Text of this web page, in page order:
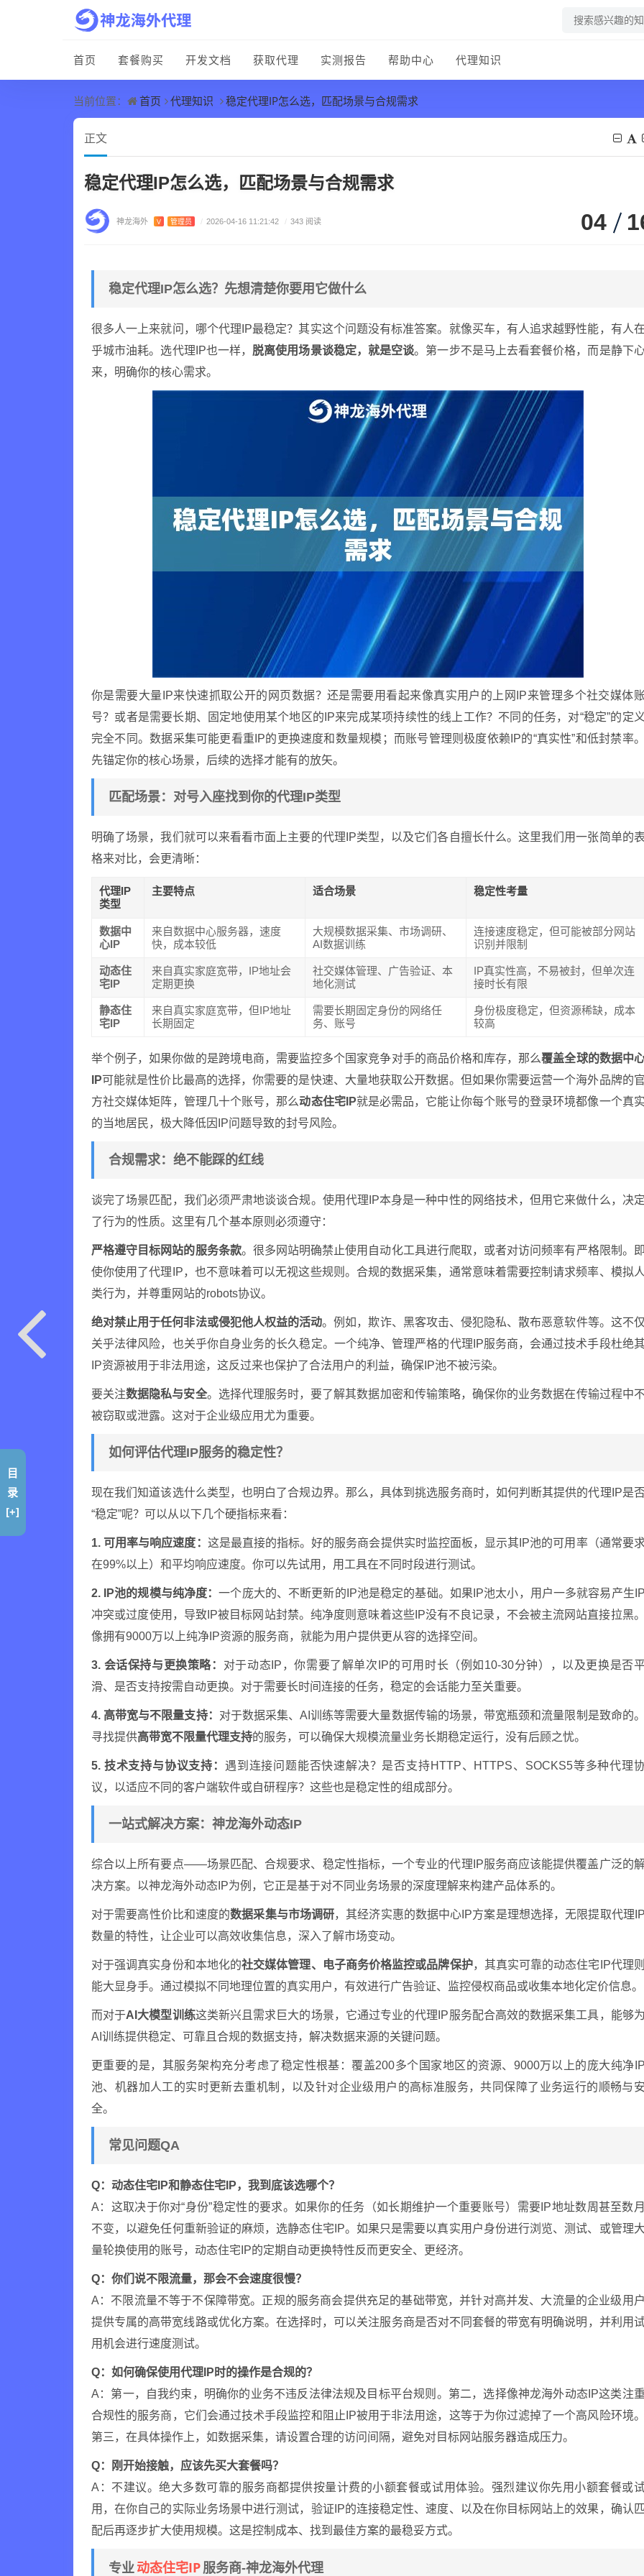
首页 套餐购买 开发文档 获取代理 实测报告 帮助中心 代理知识
当前位置： 首页 代理知识 稳定代理IP怎么选，匹配场景与合规需求
正文
稳定代理IP怎么选，匹配场景与合规需求
神龙海外 V 管理员 / 2026-04-16 11:21:42 / 343 阅读 04
稳定代理IP怎么选？先想清楚你要用它做什么
很多人一上来就问，哪个代理IP最稳定？其实这个问题没有标准答案。就像买车，有人追求越野性能，有人在
乎城市油耗。选代理IP也一样， 脱离使用场景谈稳定，就是空谈。第一步不是马上去看套餐价格，而是静下
来，明确你的核心需求。
你是需要大量IP来快速抓取公开的网页数据？还是需要用看起来像真实用户的上网IP来管理多个社交媒体账
号？或者是需要长期、固定地使用某个地区的IP来完成某项持续性的线上工作？不同的任务，对“稳定”的定义
完全不同。数据采集可能更看重IP的更换速度和数量规模；而账号管理则极度依赖IP的“真实性”和低封禁率。
先锚定你的核心场景，后续的选择才能有的放矢。
匹配场景：对号入座找到你的代理IP类型
明确了场景，我们就可以来看看市面上主要的代理IP类型，以及它们各自擅长什么。这里我们用一张简单的表
格来对比，会更清晰：
代理IP
类型
主要特点 适合场景 稳定性考量
数据中
心IP
来自数据中心服务器，速度
快，成本较低
大规模数据采集、市场调研、
AI数据训练
连接速度稳定，但可能被部分网站
识别并限制
动态住
宅IP
来自真实家庭宽带，IP地址会
定期更换
社交媒体管理、广告验证、本
地化测试
IP真实性高，不易被封，但单次连
接时长有限
静态住
宅IP
来自真实家庭宽带，但IP地址
长期固定
需要长期固定身份的网络任
务、账号
身份极度稳定，但资源稀缺，成本
较高
举个例子，如果你做的是跨境电商，需要监控多个国家竞争对手的商品价格和库存，那么覆盖全球的数据中
IP可能就是性价比最高的选择，你需要的是快速、大量地获取公开数据。但如果你需要运营一个海外品牌的官
方社交媒体矩阵，管理几十个账号，那么动态住宅IP就是必需品，它能让你每个账号的登录环境都像一个真实
的当地居民，极大降低因IP问题导致的封号风险。
合规需求：绝不能踩的红线
谈完了场景匹配，我们必须严肃地谈谈合规。使用代理IP本身是一种中性的网络技术，但用它来做什么，决定
了行为的性质。这里有几个基本原则必须遵守：
严格遵守目标网站的服务条款。很多网站明确禁止使用自动化工具进行爬取，或者对访问频率有严格限制。即
使你使用了代理IP，也不意味着可以无视这些规则。合规的数据采集，通常意味着需要控制请求频率、模拟人
类行为，并尊重网站的robots协议。
绝对禁止用于任何非法或侵犯他人权益的活动。例如，欺诈、黑客攻击、侵犯隐私、散布恶意软件等。这不仅
关乎法律风险，也关乎你自身业务的长久稳定。一个纯净、管理严格的代理IP服务商，会通过技术手段杜绝
IP资源被用于非法用途，这反过来也保护了合法用户的利益，确保IP池不被污染。
要关注数据隐私与安全。选择代理服务时，要了解其数据加密和传输策略，确保你的业务数据在传输过程中不
被窃取或泄露。这对于企业级应用尤为重要。
如何评估代理IP服务的稳定性？
现在我们知道该选什么类型，也明白了合规边界。那么，具体到挑选服务商时，如何判断其提供的代理IP是否
“稳定”呢？可以从以下几个硬指标来看：
1. 可用率与响应速度： 这是最直接的指标。好的服务商会提供实时监控面板，显示其IP池的可用率（通常要求
在99%以上）和平均响应速度。你可以先试用，用工具在不同时段进行测试。
2. IP池的规模与纯净度：一个庞大的、不断更新的IP池是稳定的基础。如果IP池太小，用户一多就容易产生IP
冲突或过度使用，导致IP被目标网站封禁。纯净度则意味着这些IP没有不良记录，不会被主流网站直接拉黑。
像拥有9000万以上纯净IP资源的服务商，就能为用户提供更从容的选择空间。
3. 会话保持与更换策略： 对于动态IP，你需要了解单次IP的可用时长（例如10-30分钟），以及更换是否
滑、是否支持按需自动更换。对于需要长时间连接的任务，稳定的会话能力至关重要。
4. 高带宽与不限量支持： 对于数据采集、AI训练等需要大量数据传输的场景，带宽瓶颈和流量限制是致命的。
寻找提供高带宽不限量代理支持的服务，可以确保大规模流量业务长期稳定运行，没有后顾之忧。
5. 技术支持与协议支持： 遇到连接问题能否快速解决？是否支持HTTP、HTTPS、SOCKS5等多种代理
议，以适应不同的客户端软件或自研程序？这些也是稳定性的组成部分。
一站式解决方案：神龙海外动态IP
综合以上所有要点——场景匹配、合规要求、稳定性指标，一个专业的代理IP服务商应该能提供覆盖广泛的
决方案。以神龙海外动态IP为例，它正是基于对不同业务场景的深度理解来构建产品体系的。
对于需要高性价比和速度的数据采集与市场调研，其经济实惠的数据中心IP方案是理想选择，无限提取代理IP
数量的特性，让企业可以高效收集信息，深入了解市场变动。
对于强调真实身份和本地化的社交媒体管理、电子商务价格监控或品牌保护，其真实可靠的动态住宅IP代理则
能大显身手。通过模拟不同地理位置的真实用户，有效进行广告验证、监控侵权商品或收集本地化定价信息。
而对于AI大模型训练这类新兴且需求巨大的场景，它通过专业的代理IP服务配合高效的数据采集工具，能够为
AI训练提供稳定、可靠且合规的数据支持，解决数据来源的关键问题。
更重要的是，其服务架构充分考虑了稳定性根基：覆盖200多个国家地区的资源、9000万以上的庞大纯净IP
池、机器加人工的实时更新去重机制，以及针对企业级用户的高标准服务，共同保障了业务运行的顺畅与安
全。
常见问题QA
Q：动态住宅IP和静态住宅IP，我到底该选哪个？
A：这取决于你对“身份”稳定性的要求。如果你的任务（如长期维护一个重要账号）需要IP地址数周甚至数月
不变，以避免任何重新验证的麻烦，选静态住宅IP。如果只是需要以真实用户身份进行浏览、测试、或管理大
量轮换使用的账号，动态住宅IP的定期自动更换特性反而更安全、更经济。
Q：你们说不限流量，那会不会速度很慢？
A：不限流量不等于不保障带宽。正规的服务商会提供充足的基础带宽，并针对高并发、大流量的企业级用户
提供专属的高带宽线路或优化方案。在选择时，可以关注服务商是否对不同套餐的带宽有明确说明，并利用
用机会进行速度测试。
Q：如何确保使用代理IP时的操作是合规的？
A：第一，自我约束，明确你的业务不违反法律法规及目标平台规则。第二，选择像神龙海外动态IP这类注重
合规性的服务商，它们会通过技术手段监控和阻止IP被用于非法用途，这等于为你过滤掉了一个高风险环境。
第三，在具体操作上，如数据采集，请设置合理的访问间隔，避免对目标网站服务器造成压力。
Q：刚开始接触，应该先买大套餐吗？
A：不建议。绝大多数可靠的服务商都提供按量计费的小额套餐或试用体验。强烈建议你先用小额套餐或
用，在你自己的实际业务场景中进行测试，验证IP的连接稳定性、速度、以及在你目标网站上的效果，确认匹
配后再逐步扩大使用规模。这是控制成本、找到最佳方案的最稳妥方式。
专业 动态住宅IP 服务商-神龙海外代理
目
录
[+]